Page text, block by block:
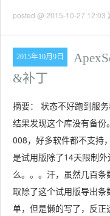
posted @ 2015-10-27 12:03
2015年10月9日
&补丁
摘要： 状态不好跑到服
结果发现这个库没有备
008，好多软件都不支持
是试用版除了14天限制
么。。。汗，虽然几百条
取除了这个试用版导出
单，但是懒的写了，反